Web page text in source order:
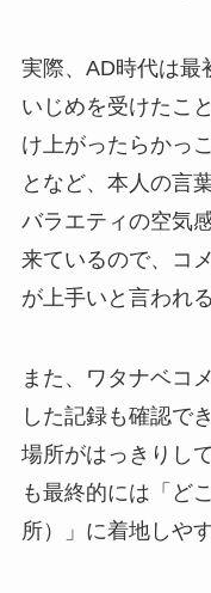
実際、AD時代は最
いじめを受けたこ
け上がったらかっ
となど、本人の言
バラエティの空気
来ているので、コ
が上手いと言われ
また、ワタナベコ
した記録も確認で
場所がはっきりし
も最終的には「ど
所）」に着地しや